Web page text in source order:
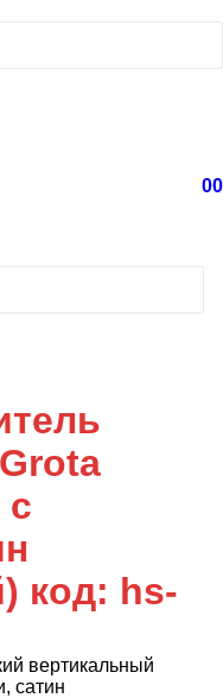
00
с
код: hs-
вертикальный
сатин